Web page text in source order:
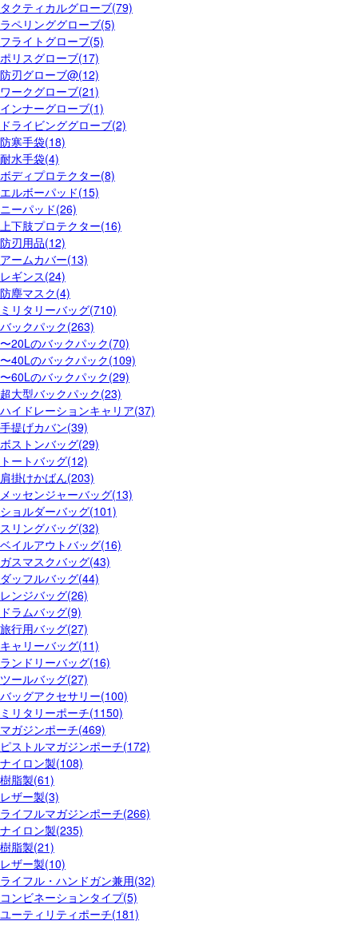
タクティカルグローブ(79)
ラペリンググローブ(5)
フライトグローブ(5)
ポリスグローブ(17)
防刃グローブ@(12)
ワークグローブ(21)
インナーグローブ(1)
ドライビンググローブ(2)
防寒手袋(18)
耐水手袋(4)
ボディプロテクター(8)
エルボーパッド(15)
ニーパッド(26)
上下肢プロテクター(16)
防刃用品(12)
アームカバー(13)
レギンス(24)
防塵マスク(4)
ミリタリーバッグ(710)
バックパック(263)
〜20Lのバックパック(70)
〜40Lのバックパック(109)
〜60Lのバックパック(29)
超大型バックパック(23)
ハイドレーションキャリア(37)
手提げカバン(39)
ボストンバッグ(29)
トートバッグ(12)
肩掛けかばん(203)
メッセンジャーバッグ(13)
ショルダーバッグ(101)
スリングバッグ(32)
ベイルアウトバッグ(16)
ガスマスクバッグ(43)
ダッフルバッグ(44)
レンジバッグ(26)
ドラムバッグ(9)
旅行用バッグ(27)
キャリーバッグ(11)
ランドリーバッグ(16)
ツールバッグ(27)
バッグアクセサリー(100)
ミリタリーポーチ(1150)
マガジンポーチ(469)
ピストルマガジンポーチ(172)
ナイロン製(108)
樹脂製(61)
レザー製(3)
ライフルマガジンポーチ(266)
ナイロン製(235)
樹脂製(21)
レザー製(10)
ライフル・ハンドガン兼用(32)
コンビネーションタイプ(5)
ユーティリティポーチ(181)